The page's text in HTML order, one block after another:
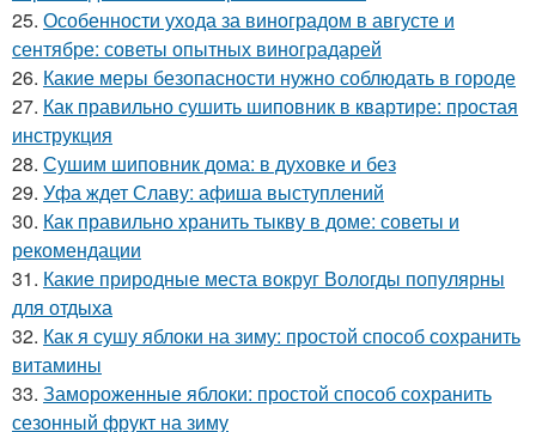
25. Особенности ухода за виноградом в августе и
сентябре: советы опытных виноградарей
26. Какие меры безопасности нужно соблюдать в городе
27. Как правильно сушить шиповник в квартире: простая
инструкция
28. Сушим шиповник дома: в духовке и без
29. Уфа ждет Славу: афиша выступлений
30. Как правильно хранить тыкву в доме: советы и
рекомендации
31. Какие природные места вокруг Вологды популярны
для отдыха
32. Как я сушу яблоки на зиму: простой способ сохранить
витамины
33. Замороженные яблоки: простой способ сохранить
сезонный фрукт на зиму